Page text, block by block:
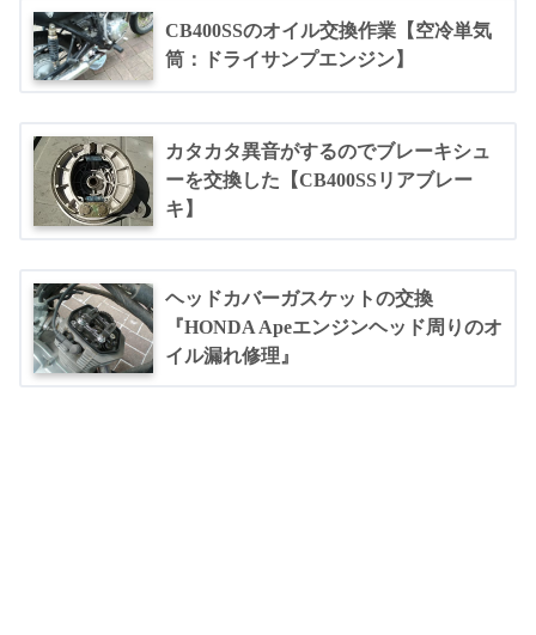
CB400SSのオイル交換作業【空冷単気
筒：ドライサンプエンジン】
カタカタ異音がするのでブレーキシュ
ーを交換した【CB400SSリアブレー
キ】
ヘッドカバーガスケットの交換
『HONDA Apeエンジンヘッド周りのオ
イル漏れ修理』